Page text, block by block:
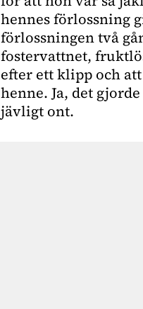
hennes förlossning
förlossningen två
fostervattnet,
efter ett klipp och
henne. Ja, det
jävligt ont.